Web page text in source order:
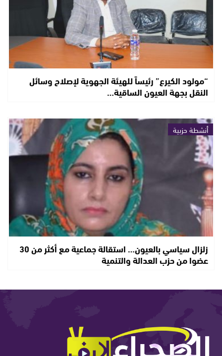
“مولود الكيرع” رئيساً للهيئة الجهوية لإصلاح وسائل
النقل بجهة العيون الساقية…
أنشطة حزبية
زلزال سياسي بالعيون… استقالة جماعية مع أكثر من 30
عضوا من حزب العدالة والتنمية